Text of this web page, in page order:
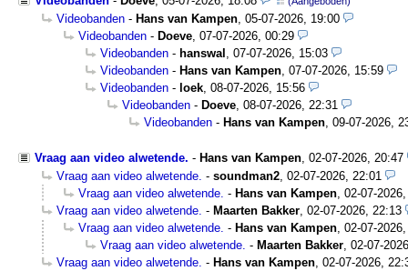
Videobanden - Hans van Kampen, 05-07-2026, 19:00
Videobanden - Doeve, 07-07-2026, 00:29
Videobanden - hanswal , 07-07-2026, 15:03
Videobanden - Hans van Kampen, 07-07-2026, 15:59
Videobanden - loek, 08-07-2026, 15:56
Videobanden - Doeve, 08-07-2026, 22:31
Videobanden - Hans van Kampen, 09-07-2026,
Vraag aan video alwetende. - Hans van Kampen 02-07-2026, 20:47
Vraag aan video alwetende. - soundman2 02-07-2026, 22:01
Vraag aan video alwetende. - Hans van Kampen 02-07-
Vraag aan video alwetende. - Maarten Bakker 02-07-2026, 22:13
Vraag aan video alwetende. - Hans van Kampen 02-07-
Vraag aan video alwetende. - Maarten Bakker 02-07-
Vraag aan video alwetende. - Hans van Kampen 02-07-2026,